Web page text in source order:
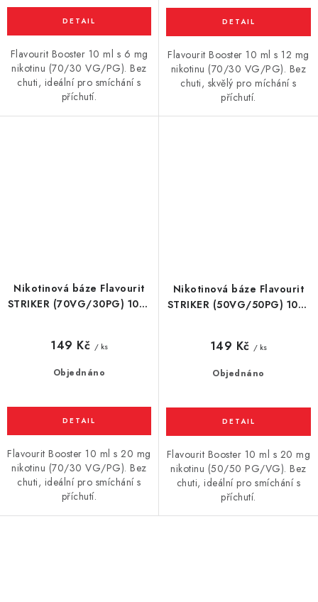
Flavourit Booster 10 ml s 6 mg
nikotinu (70/30 VG/PG). Bez
chuti, ideální pro smíchání s
příchutí.
Flavourit Booster 10 ml s 12 mg
nikotinu (70/30 VG/PG). Bez
chuti, skvělý pro míchání s
příchutí.
Nikotinová báze Flavourit
STRIKER (70VG/30PG) 10ml
Objednáno
149 Kč / ks
Flavourit Booster 10 ml s 20 mg
nikotinu (70/30 VG/PG). Bez
chuti, ideální pro smíchání s
příchutí.
Nikotinová báze Flavourit
STRIKER (50VG/50PG) 10ml
Objednáno
149 Kč / ks
Flavourit Booster 10 ml s 20 mg
nikotinu (50/50 PG/VG). Bez
chuti, ideální pro smíchání s
příchutí.